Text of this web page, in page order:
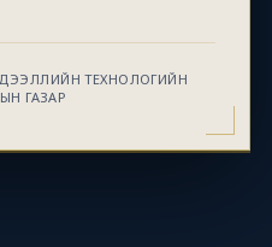
ТЕХНОЛОГИЙН
ГАЗАР